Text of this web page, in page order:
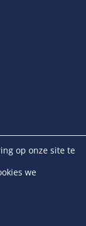
op onze site te
we